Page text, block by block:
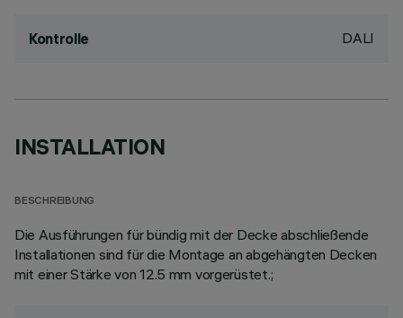
Kontrolle DALI
INSTALLATION
BESCHREIBUNG
Die Ausführungen für bündig mit der Decke abschließende
Installationen sind für die Montage an abgehängten Decken
mit einer Stärke von 12.5 mm vorgerüstet.;